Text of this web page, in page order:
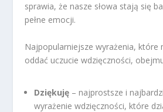
sprawia, że nasze słowa stają się
pełne emocji.
Najpopularniejsze wyrażenia, które
oddać uczucie wdzięczności,
Dziękuję – najprostsze i
wyrażenie wdzięczności, które